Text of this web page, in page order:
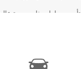
تأجير سيارات ذات جودة
وصولك إلى كرواتيا.